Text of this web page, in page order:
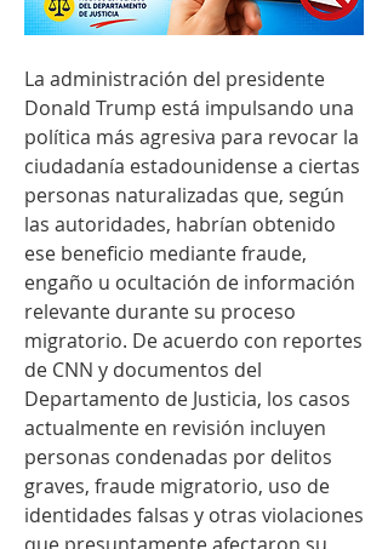
La administración del presidente
Donald Trump está impulsando una
política más agresiva para revocar la
ciudadanía estadounidense a ciertas
personas naturalizadas que, según
las autoridades, habrían obtenido
ese beneficio mediante fraude,
engaño u ocultación de información
relevante durante su proceso
migratorio. De acuerdo con reportes
de CNN y documentos del
Departamento de Justicia, los casos
actualmente en revisión incluyen
personas condenadas por delitos
graves, fraude migratorio, uso de
identidades falsas y otras violaciones